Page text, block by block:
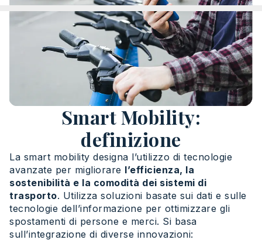
Smart Mobility:
definizione
La smart mobility designa l’utilizzo di tecnologie
avanzate per migliorare l’efficienza, la
sostenibilità e la comodità dei sistemi di
trasporto. Utilizza soluzioni basate sui dati e sulle
tecnologie dell’informazione per ottimizzare gli
spostamenti di persone e merci. Si basa
sull’integrazione di diverse innovazioni: